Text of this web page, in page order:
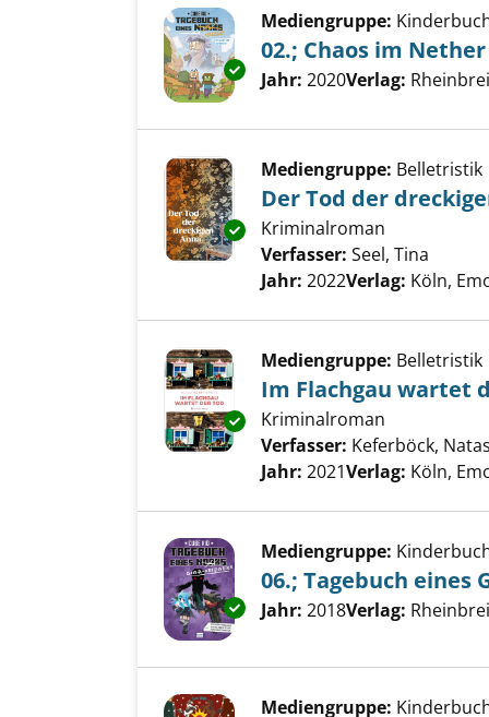
Exemplar-Details von 02.;
Mediengruppe:
02.; Chaos im Nether
Suche nach diesem
Jahr: 2020Verlag:
Exemplar-Details von Der Tod
Mediengruppe: Belletristik
Der Tod der
Kriminalroman
Verfasser: Seel, Tina
Jahr: 2022Verlag: Köln,
Exemplar-Details von Im
Mediengruppe: Belletristik
Im Flachgau wartet
Kriminalroman
Verfasser: Keferböck,
Jahr: 2021Verlag: Köln,
Exemplar-Details von 06.;
Mediengruppe:
06.; Tagebuch eines
Suche nach diesem
Jahr: 2018Verlag:
Mediengruppe: